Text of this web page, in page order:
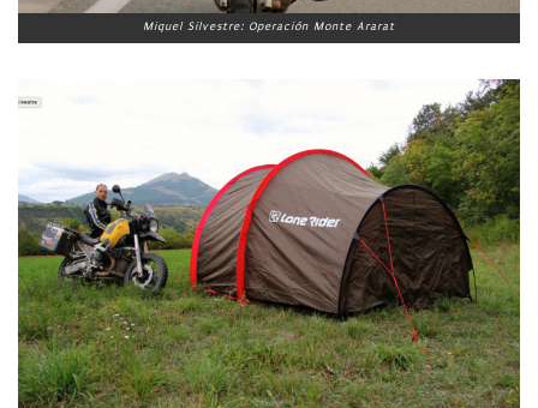
Miquel Silvestre: Operación Monte Ararat